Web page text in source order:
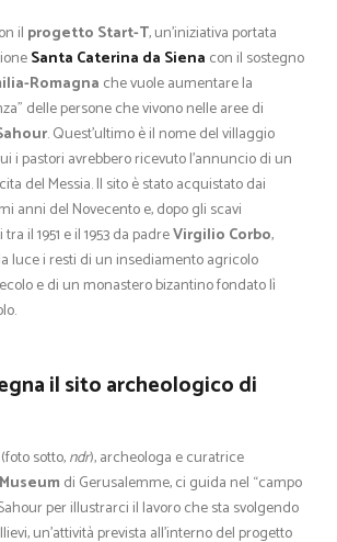
il progetto Start-T, un’iniziativa portata
Santa Caterina da Siena con il sostegno
Romagna che vuole aumentare la
delle persone che vivono nelle aree di
. Quest’ultimo è il nome del villaggio
i pastori avrebbero ricevuto l’annuncio di un
del Messia. Il sito è stato acquistato dai
anni del Novecento e, dopo gli scavi
il 1951 e il 1953 da padreVirgilio Corbo,
luce i resti di un insediamento agricolo
e di un monastero bizantino fondato lì
il sito archeologico di
(foto sotto,ndr), archeologa e curatrice
di Gerusalemme, ci guida nel “campo
per illustrarci il lavoro che sta svolgendo
un’attività prevista all’interno del progetto